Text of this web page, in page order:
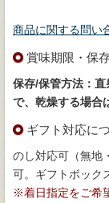
商品に関する問い
賞味期限・保
保存/保管方法：
で、乾燥する場合
ギフト対応に
のし対応可（無地
可。ギフトボック
※着日指定をご希